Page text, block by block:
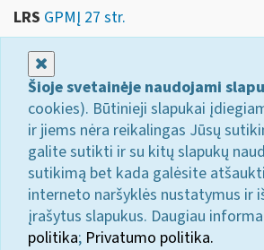
LRS GPMĮ 27 str.
Šioje svetainėje naudojami
cookies). Būtinieji slapukai
ir jiems nėra reikalingas Jūsų
galite sutikti ir su kitų slapukų
sutikimą bet kada galėsite
interneto naršyklės nustatymus ir
įrašytus slapukus. Daugiau
politika; Privatumo politika.